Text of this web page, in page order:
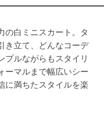
の白ミニスカート。タ
き立て、どんなコーデ
プルながらもスタイリ
ーマルまで幅広いシー
に満ちたスタイルを楽